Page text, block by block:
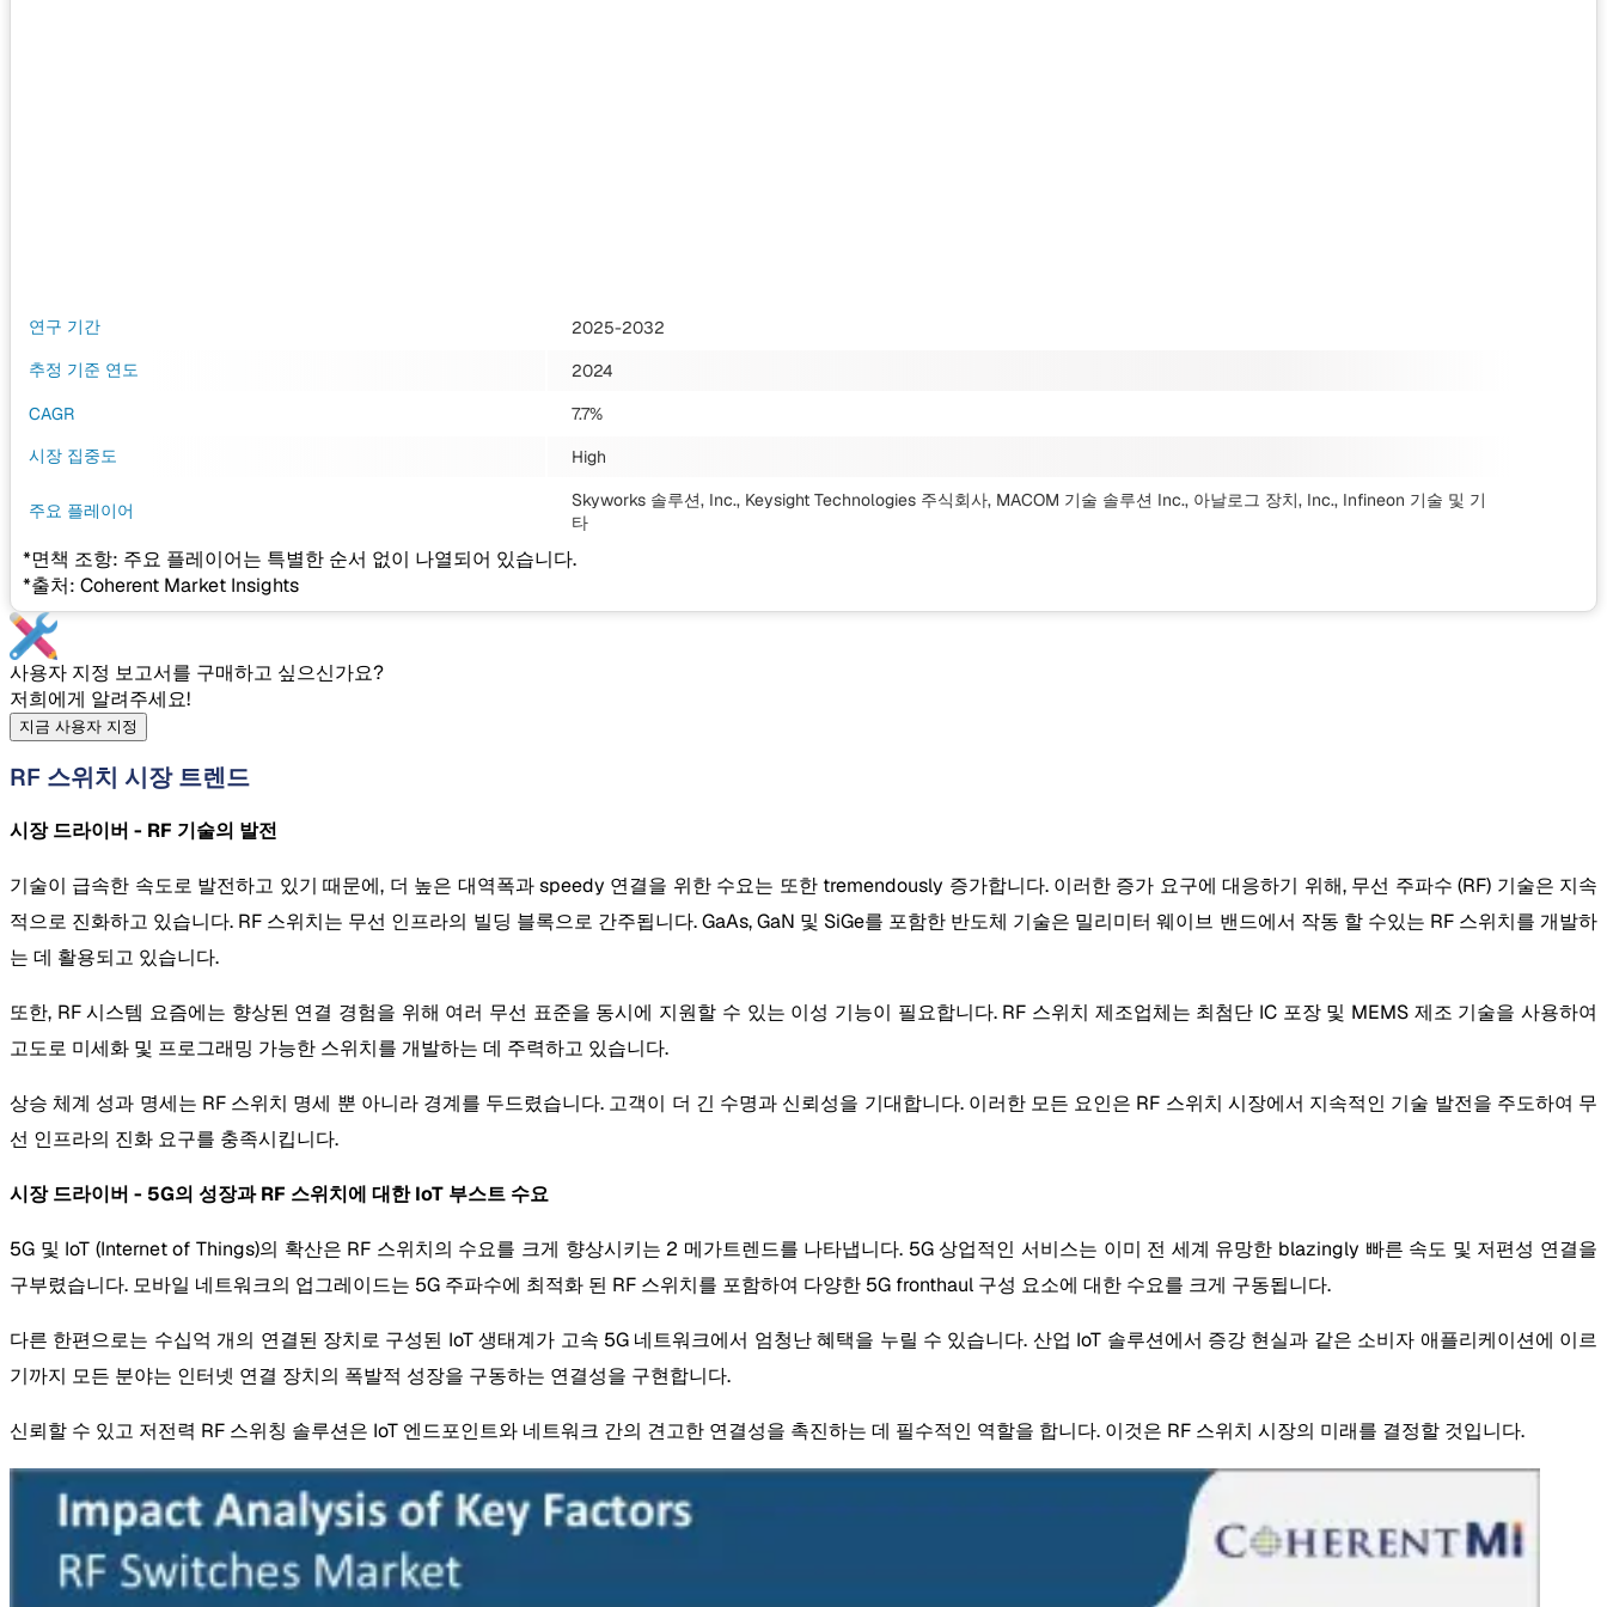
연구 기간
2025-2032
추정 기준 연도
2024
CAGR
7.7%
시장 집중도
High
주요 플레이어 Skyworks 솔루션, Inc., Keysight Technologies 주식회사, MACOM 기술 솔루션 Inc., 아날로그 장치, Inc., Infineon 기술 및 기
타
*면책 조항: 주요 플레이어는 특별한 순서 없이 나열되어 있습니다.
*출처: Coherent Market Insights
사용자 지정 보고서를 구매하고 싶으신가요?
저희에게 알려주세요!
지금 사용자 지정
RF 스위치 시장 트렌드
시장 드라이버 - RF 기술의 발전
기술이 급속한 속도로 발전하고 있기 때문에, 더 높은 대역폭과 speedy 연결을 위한 수요는 또한 tremendously 증가합니다. 이러한 증가 요구에 대응하기 위해, 무선 주파수 (RF) 기술은 지속
적으로 진화하고 있습니다. RF 스위치는 무선 인프라의 빌딩 블록으로 간주됩니다. GaAs, GaN 및 SiGe를 포함한 반도체 기술은 밀리미터 웨이브 밴드에서 작동 할 수있는 RF 스위치를 개발하
는 데 활용되고 있습니다.
또한, RF 시스템 요즘에는 향상된 연결 경험을 위해 여러 무선 표준을 동시에 지원할 수 있는 이성 기능이 필요합니다. RF 스위치 제조업체는 최첨단 IC 포장 및 MEMS 제조 기술을 사용하여
고도로 미세화 및 프로그래밍 가능한 스위치를 개발하는 데 주력하고 있습니다.
상승 체계 성과 명세는 RF 스위치 명세 뿐 아니라 경계를 두드렸습니다. 고객이 더 긴 수명과 신뢰성을 기대합니다. 이러한 모든 요인은 RF 스위치 시장에서 지속적인 기술 발전을 주도하여 무
선 인프라의 진화 요구를 충족시킵니다.
시장 드라이버 - 5G의 성장과 RF 스위치에 대한 IoT 부스트 수요
5G 및 IoT (Internet of Things)의 확산은 RF 스위치의 수요를 크게 향상시키는 2 메가트렌드를 나타냅니다. 5G 상업적인 서비스는 이미 전 세계 유망한 blazingly 빠른 속도 및 저편성 연결을
구부렸습니다. 모바일 네트워크의 업그레이드는 5G 주파수에 최적화 된 RF 스위치를 포함하여 다양한 5G fronthaul 구성 요소에 대한 수요를 크게 구동됩니다.
다른 한편으로는 수십억 개의 연결된 장치로 구성된 IoT 생태계가 고속 5G 네트워크에서 엄청난 혜택을 누릴 수 있습니다. 산업 IoT 솔루션에서 증강 현실과 같은 소비자 애플리케이션에 이르
기까지 모든 분야는 인터넷 연결 장치의 폭발적 성장을 구동하는 연결성을 구현합니다.
신뢰할 수 있고 저전력 RF 스위칭 솔루션은 IoT 엔드포인트와 네트워크 간의 견고한 연결성을 촉진하는 데 필수적인 역할을 합니다. 이것은 RF 스위치 시장의 미래를 결정할 것입니다.